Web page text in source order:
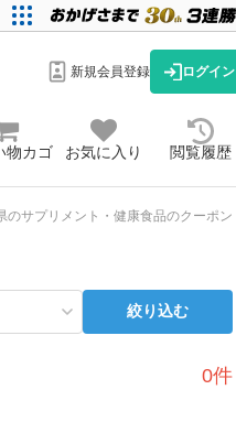
新規会員登録 ログイン
物カゴ お気に入り 閲覧履歴
のサプリメント・健康食品のクーポン
絞り込む
0件